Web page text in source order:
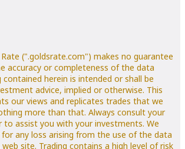
(".goldsrate.com") makes no guarantee
accuracy or completeness of the data
herein is intended or shall be
advice, implied or otherwise. This
our views and replicates trades that we
more than that. Always consult your
to assist you with your investments. We
any loss arising from the use of the data